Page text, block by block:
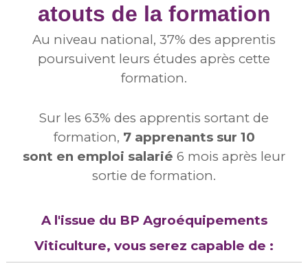
atouts de la formation
Au niveau national, 37% des apprentis
poursuivent leurs études après cette
formation.
Sur les 63% des apprentis sortant de
formation, 7 apprenants sur 10
sont en emploi salarié 6 mois après leur
sortie de formation.
A l'issue du BP Agroéquipements
Viticulture, vous serez capable de :